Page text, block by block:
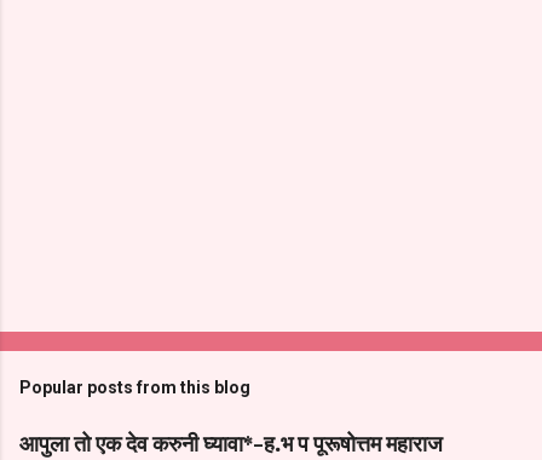
Popular posts from this blog
आपुला तो एक देव करुनी घ्यावा*-ह.भ प पूरूषोत्तम महाराज